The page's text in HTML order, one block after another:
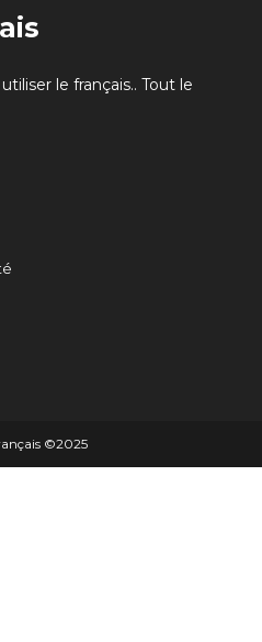
le français.. Tout le
©️2025